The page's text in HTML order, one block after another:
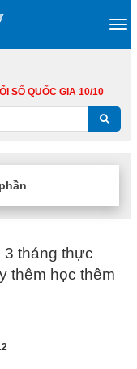
SỐ QUỐC GIA 10/10
3 tháng thực
thêm học thêm